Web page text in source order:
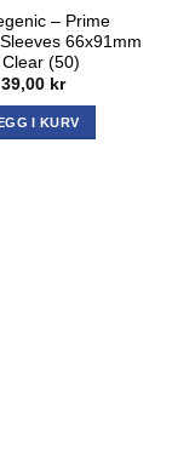
– Prime
66x91mm
(50)
39,00 kr
I KURV